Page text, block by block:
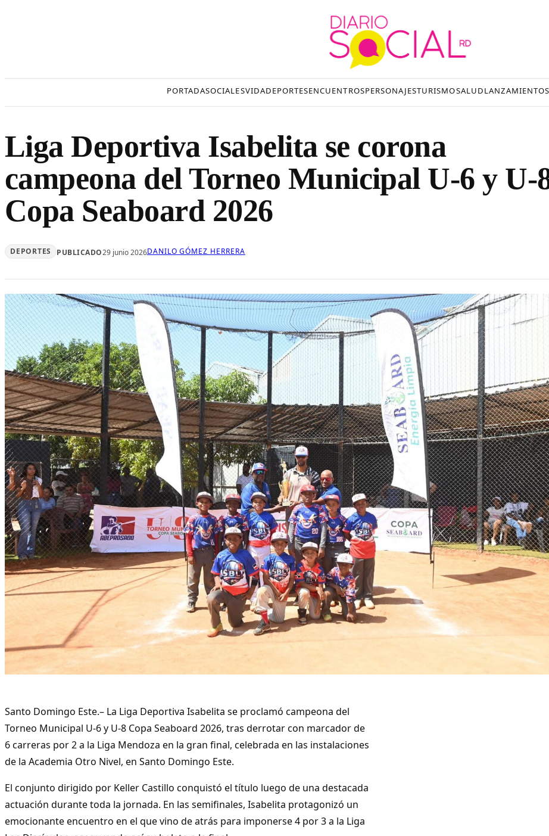
PORTADASOCIALESVIDADEPORTESENCUENTROSPERSONAJESTURISMOSALUDLANZAMIENTOS
Liga Deportiva Isabelita se corona
campeona del Torneo Municipal U-6 y U-
Copa Seaboard 2026
DEPORTES PUBLICADO29 junio 2026DANILO GÓMEZ HERRERA
Santo Domingo Este.– La Liga Deportiva Isabelita se proclamó campeona del
Torneo Municipal U-6 y U-8 Copa Seaboard 2026, tras derrotar con marcador de
6 carreras por 2 a la Liga Mendoza en la gran final, celebrada en las instalaciones
de la Academia Otro Nivel, en Santo Domingo Este.
El conjunto dirigido por Keller Castillo conquistó el título luego de una destacada
actuación durante toda la jornada. En las semifinales, Isabelita protagonizó un
emocionante encuentro en el que vino de atrás para imponerse 4 por 3 a la Liga